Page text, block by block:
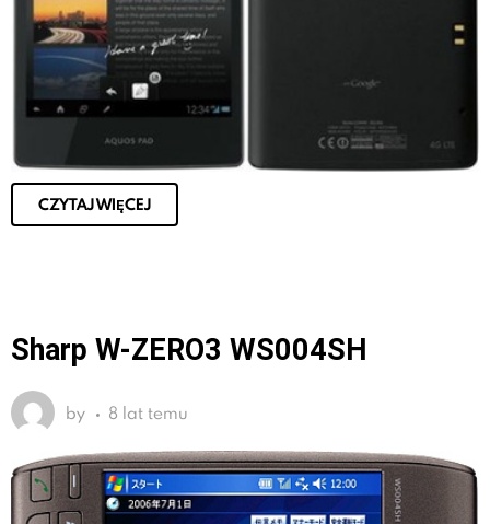
CZYTAJ WIĘCEJ
Sharp W-ZERO3 WS004SH
by 8 lat temu